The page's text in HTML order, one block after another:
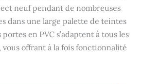
neuf pendant de nombreuses
dans une large palette de teintes
en PVC s’adaptent à tous les
vous offrant à la fois fonctionnalité